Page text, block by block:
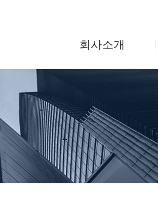
회사소개
조직도
사업소개
찾아오시는길